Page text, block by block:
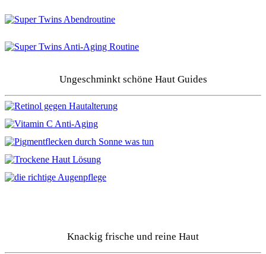
Ungeschminkt schöne Haut Guides
Knackig frische und reine Haut